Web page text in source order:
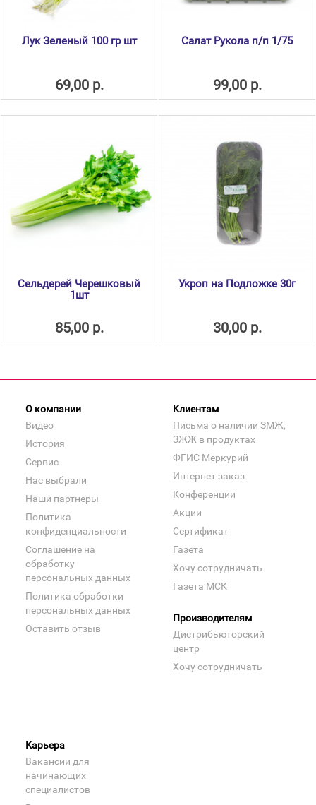
Лук Зеленый 100 гр шт
69,00 р.
Салат Рукола п/п 1/75
99,00 р.
Сельдерей Черешковый
1шт
85,00 р.
Укроп на Подложке 30г
30,00 р.
О компании
Видео
История
Сервис
Нас выбрали
Наши партнеры
Политика
конфиденциальности
Соглашение на
обработку
персональных данных
Политика обработки
персональных данных
Оставить отзыв
Клиентам
Письма о наличии ЗМЖ,
ЗЖЖ в продуктах
ФГИС Меркурий
Интернет заказ
Конференции
Акции
Сертификат
Газета
Хочу сотрудничать
Газета МСК
Производителям
Дистрибьюторский
центр
Хочу сотрудничать
Карьера
Вакансии для
начинающих
специалистов